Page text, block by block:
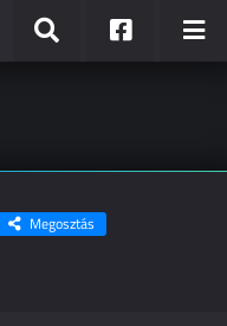
Megosztás